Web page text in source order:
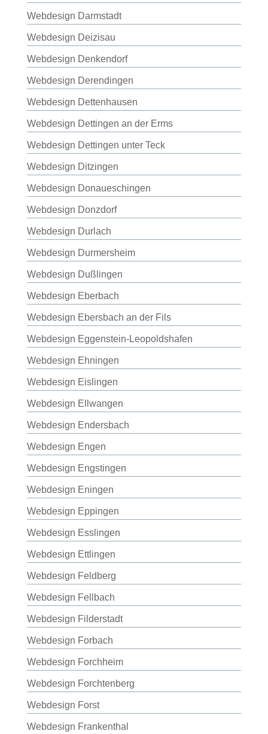
Webdesign Darmstadt
Webdesign Deizisau
Webdesign Denkendorf
Webdesign Derendingen
Webdesign Dettenhausen
Webdesign Dettingen an der Erms
Webdesign Dettingen unter Teck
Webdesign Ditzingen
Webdesign Donaueschingen
Webdesign Donzdorf
Webdesign Durlach
Webdesign Durmersheim
Webdesign Dußlingen
Webdesign Eberbach
Webdesign Ebersbach an der Fils
Webdesign Eggenstein-Leopoldshafen
Webdesign Ehningen
Webdesign Eislingen
Webdesign Ellwangen
Webdesign Endersbach
Webdesign Engen
Webdesign Engstingen
Webdesign Eningen
Webdesign Eppingen
Webdesign Esslingen
Webdesign Ettlingen
Webdesign Feldberg
Webdesign Fellbach
Webdesign Filderstadt
Webdesign Forbach
Webdesign Forchheim
Webdesign Forchtenberg
Webdesign Forst
Webdesign Frankenthal